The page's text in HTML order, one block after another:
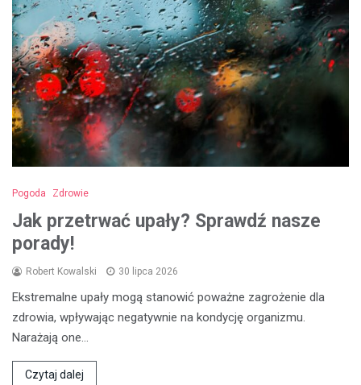
Pogoda Zdrowie
Jak przetrwać upały? Sprawdź nasze
porady!
Robert Kowalski 30 lipca 2026
Ekstremalne upały mogą stanowić poważne zagrożenie dla
zdrowia, wpływając negatywnie na kondycję organizmu.
Narażają one…
Czytaj dalej